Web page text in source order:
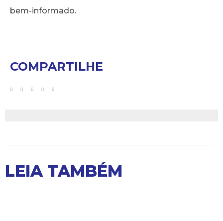
bem-informado.
COMPARTILHE
LEIA TAMBÉM